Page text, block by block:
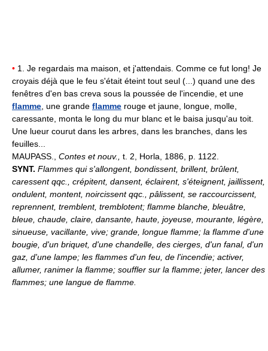
• 1. Je regardais ma maison, et j'attendais. Comme ce fut long! Je
croyais déjà que le feu s'était éteint tout seul (...) quand une des
fenêtres d'en bas creva sous la poussée de l'incendie, et une
flamme, une grande flamme rouge et jaune, longue, molle,
caressante, monta le long du mur blanc et le baisa jusqu'au toit.
Une lueur courut dans les arbres, dans les branches, dans les
feuilles...
MAUPASS., Contes et nouv., t. 2, Horla, 1886, p. 1122.
SYNT. Flammes qui s'allongent, bondissent, brillent, brûlent,
caressent qqc., crépitent, dansent, éclairent, s'éteignent, jaillissent,
ondulent, montent, noircissent qqc., pâlissent, se raccourcissent,
reprennent, tremblent, tremblotent; flamme blanche, bleuâtre,
bleue, chaude, claire, dansante, haute, joyeuse, mourante, légère,
sinueuse, vacillante, vive; grande, longue flamme; la flamme d'une
bougie, d'un briquet, d'une chandelle, des cierges, d'un fanal, d'un
gaz, d'une lampe; les flammes d'un feu, de l'incendie; activer,
allumer, ranimer la flamme; souffler sur la flamme; jeter, lancer des
flammes; une langue de flamme.